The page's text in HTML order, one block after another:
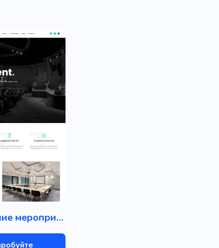
Проведение мероприятий